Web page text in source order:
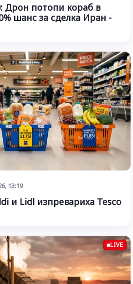
Дрон потопи кораб в
шанс за сделка Иран -
13:19
и Lidl изпревариха Tesco
LIVE